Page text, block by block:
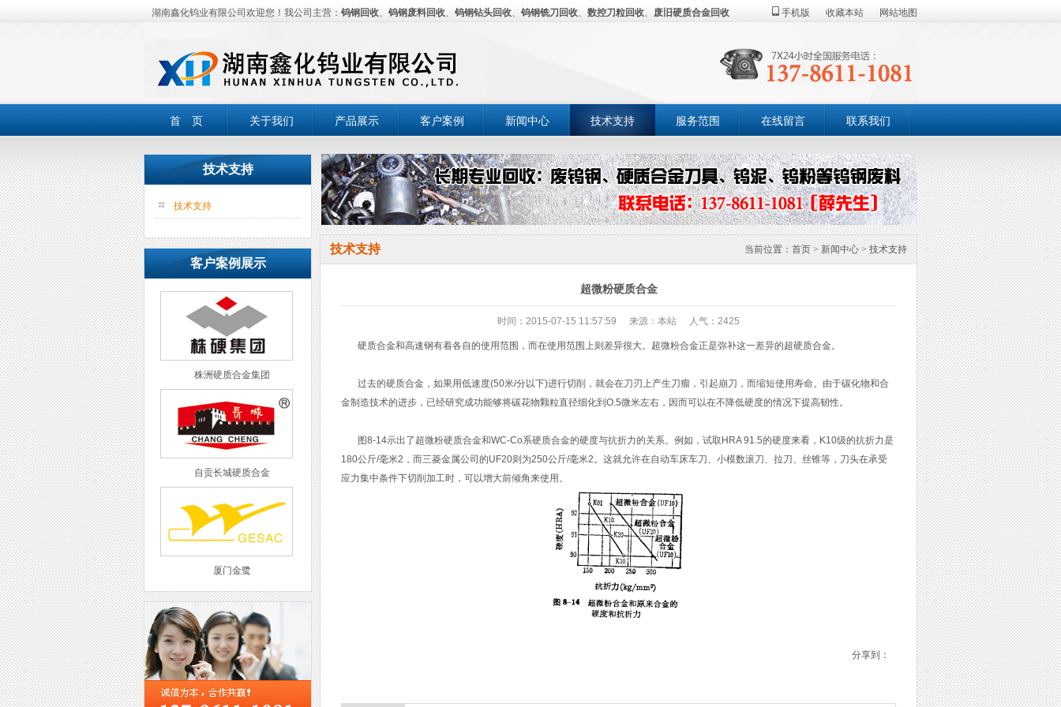
湖南鑫化钨业有限公司欢迎您！我公司主营： 钨钢回收、 钨钢废料回收、 钨钢钻头回收、 钨钢铣刀回收、 数控刀粒回收、 废旧硬质合金回收 手机版 收藏本站 网站地图
首 页 关于我们 产品展示 客户案例 新闻中心 技术支持 服务范围 在线留言 联系我们
技术支持
技术支持
客户案例展示
株洲硬质合金集团
自贡长城硬质合金
厦门金鹭
西工集团
当前位置： 首页 > 新闻中心 > 技术支持
技术支持
超微粉硬质合金
时间：2015-07-15 11:57:59 来源：本站 人气：2425
硬质合金和高速钢有着各自的使用范围，而在使用范围上则差异很大。超微粉合金正是弥补这一差异的超硬质合金。
过去的硬质合金，如果用低速度(50米/分以下)进行切削，就会在刀刃上产生刀瘤，引起崩刀，而缩短使用寿命。由于碳化物和合
金制造技术的进步，已经研究成功能够将碳花物颗粒直径细化到O.5微米左右，因而可以在不降低硬度的情况下提高韧性。
图8-14示出了超微粉硬质合金和WC-Co系硬质合金的硬度与抗折力的关系。例如，试取HRA 91.5的硬度来看，K10级的抗折力是
180公斤/毫米2，而三菱金属公司的UF20则为250公斤/毫米2。这就允许在自动车床车刀、小模数滚刀、拉刀、丝锥等，刀头在承受
应力集中条件下切削加工时，可以增大前倾角来使用。
分享到：